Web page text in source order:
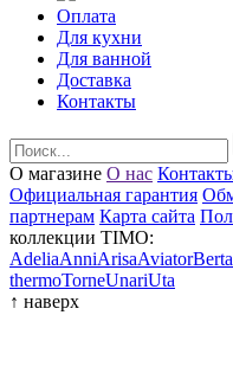
Оплата
Для кухни
Для ванной
Доставка
Контакты
О магазине О нас
Официальная гарантия
партнерам Карта сайта
коллекции TIMO:
AdeliaAnniArisaAviatorBerta
thermoTorneUnariUta
↑ наверх